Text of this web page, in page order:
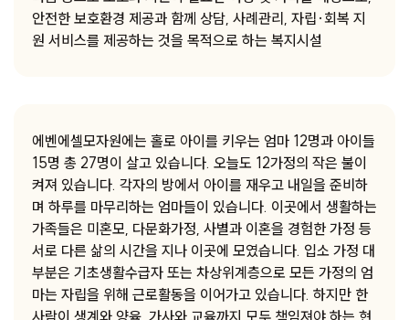
안전한 보호환경 제공과 함께 상담, 사례관리, 자립·회복 지
원 서비스를 제공하는 것을 목적으로 하는 복지시설
에벤에셀모자원에는 홀로 아이를 키우는 엄마 12명과 아이들
15명 총 27명이 살고 있습니다. 오늘도 12가정의 작은 불이
켜져 있습니다. 각자의 방에서 아이를 재우고 내일을 준비하
며 하루를 마무리하는 엄마들이 있습니다. 이곳에서 생활하는
가족들은 미혼모, 다문화가정, 사별과 이혼을 경험한 가정 등
서로 다른 삶의 시간을 지나 이곳에 모였습니다. 입소 가정 대
부분은 기초생활수급자 또는 차상위계층으로 모든 가정의 엄
마는 자립을 위해 근로활동을 이어가고 있습니다. 하지만 한
사람이 생계와 양육, 가사와 교육까지 모두 책임져야 하는 현